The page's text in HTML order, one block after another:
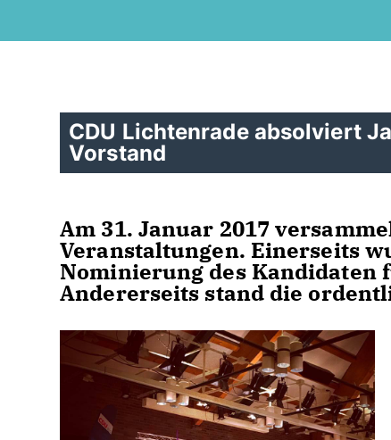
CDU Lichtenrade absolviert
Vorstand
Am 31. Januar 2017
Veranstaltungen. Einerseits
Nominierung des Kandidaten
Andererseits stand die